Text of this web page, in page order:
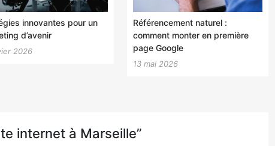
innovantes pour un
d’avenir
2026
Référencement naturel :
comment monter en première
page Google
13 mai 2026
internet à Marseille”